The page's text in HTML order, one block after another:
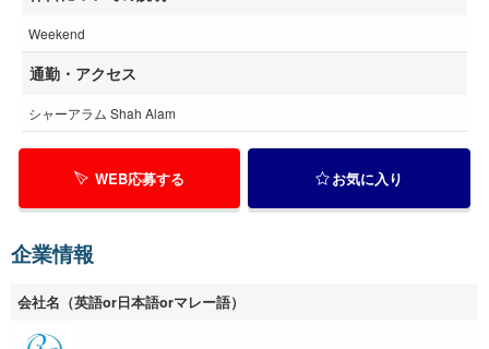
Weekend
通勤・アクセス
シャーアラム Shah Alam
WEB応募する お気に入り
企業情報
会社名（英語or日本語orマレー語）